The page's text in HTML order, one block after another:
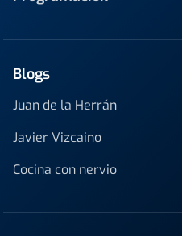
Blogs
Juan de la Herrán
Javier Vizcaino
Cocina con nervio